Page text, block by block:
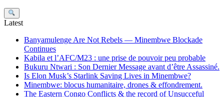
Search
Latest
Banyamulenge Are Not Rebels — Minembwe Blockade
Continues
Kabila et l’AFC/M23 : une prise de pouvoir peu probable
Bukuru Ntwari : Son Dernier Message avant d’être Assassiné.
Is Elon Musk’s Starlink Saving Lives in Minembwe?
Minembwe: blocus humanitaire, drones & effondrement.
The Eastern Congo Conflicts & the record of Unsucceful